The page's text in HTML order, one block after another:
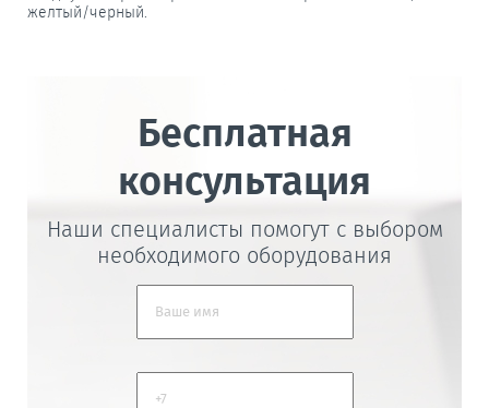
желтый/черный.
Бесплатная
консультация
Наши специалисты помогут с выбором
необходимого оборудования